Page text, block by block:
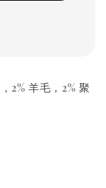
2% 羊毛，2% 聚